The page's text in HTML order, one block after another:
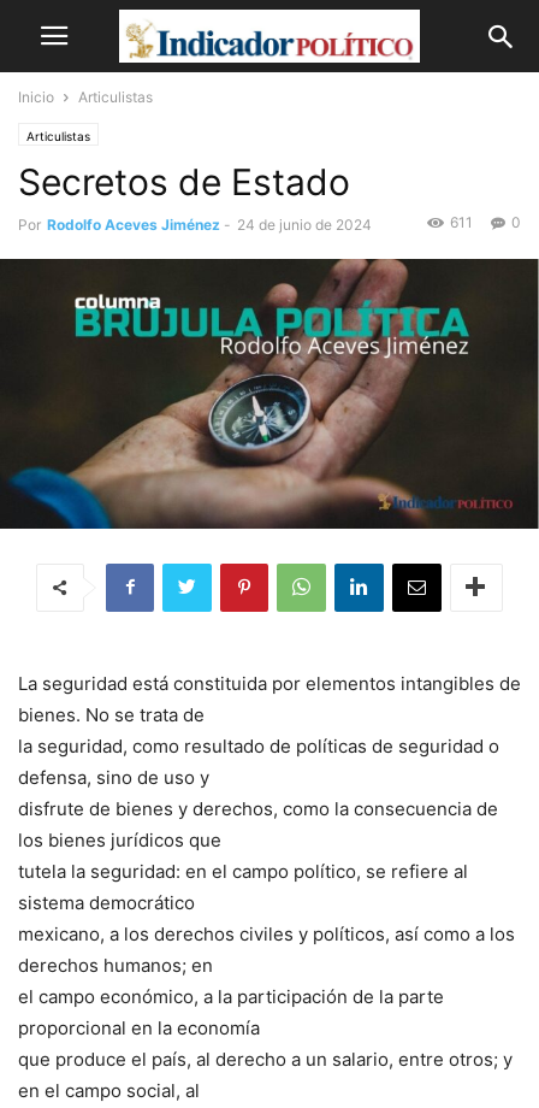
Inicio Articulistas
Articulistas
Secretos de Estado
Por Rodolfo Aceves Jiménez - 24 de junio de 2024 0
611
La seguridad está constituida por elementos intangibles de
bienes. No se trata de
la seguridad, como resultado de políticas de seguridad o
defensa, sino de uso y
disfrute de bienes y derechos, como la consecuencia de
los bienes jurídicos que
tutela la seguridad: en el campo político, se refiere al
sistema democrático
mexicano, a los derechos civiles y políticos, así como a los
derechos humanos; en
el campo económico, a la participación de la parte
proporcional en la economía
que produce el país, al derecho a un salario, entre otros; y
en el campo social, al